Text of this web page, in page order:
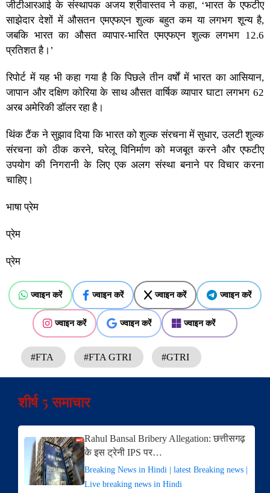
जीटीआरआई के संस्थापक अजय श्रीवास्तव ने कहा, ‘भारत के एफटीए
साझेदार देशों में औसतन एमएफएन शुल्क बहुत कम या लगभग शून्य है,
जबकि भारत का औसत व्यापार-भारित एमएफएन शुल्क लगभग 12.6
प्रतिशत है।’
रिपोर्ट में यह भी कहा गया है कि पिछले तीन वर्षों में भारत का आसियान,
जापान और दक्षिण कोरिया के साथ औसत वार्षिक व्यापार घाटा लगभग 62
अरब अमेरिकी डॉलर रहा है।
थिंक टैंक ने सुझाव दिया कि भारत को शुल्क संरचना में सुधार, उलटी शुल्क
संरचना को ठीक करने, घरेलू विनिर्माण को मजबूत करने और एफटीए
उपयोग की निगरानी के लिए एक अलग संस्था बनाने पर विचार करना
चाहिए।
भाषा प्रेम
प्रेम
प्रेम
ज्वाइन करें ज्वाइन करें ज्वाइन करें ज्वाइन करें
ज्वाइन करें ज्वाइन करें ज्वाइन करें
#FTA #FTA GTRI #GTRI
शीर्ष 5 समाचार
Rahul Bansal Bribery Allegation: छत्तीसगढ़
के इस ट्रेनी IPS पर…
Breaking News in Hindi | latest Breaking news |
Live breaking news in Hindi